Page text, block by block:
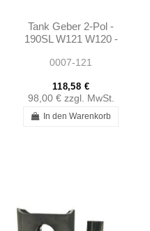
Tank Geber 2-Pol -
190SL W121 W120 -
0007-121
118,58 €
98,00 € zzgl. MwSt.
In den Warenkorb